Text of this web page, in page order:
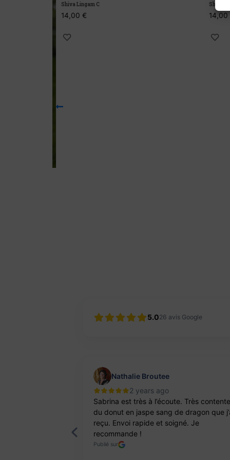
Shiva Lingam C
14,00€
Shiva
14,00€
5.026 avis Google
Nathalie Broutee
2 years ago
Sabrina est très à l’écoute. Très contente
du donut en jaspe sang de dragon que
reçu. Envoi rapide et soigné. Je
recommande !
Publié sur